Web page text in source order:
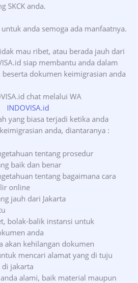
SKCK anda.
anda semoga ada manfaatnya.
mau ribet, atau berada jauh dari
siap membantu anda dalam
beserta dokumen keimigrasian anda
INDOVISA.id
yang biasa terjadi ketika anda
anda, diantaranya :
tentang prosedur
baik dan benar
tentang bagaimana cara
online
jauh dari Jakarta
bolak-balik instansi untuk
anda
akan kehilangan dokumen
mencari alamat yang di tuju
di jakarta
alami, baik material maupun